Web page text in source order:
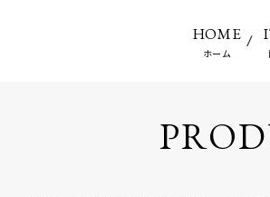
HOME
ホーム